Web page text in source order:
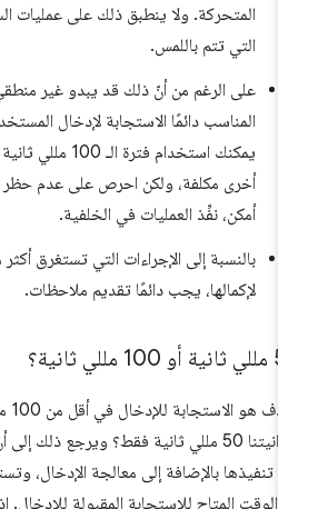
المتحركة. ولا ينطبق ذلك على عمليات
التي تتم باللمس.
على الرغم من أنّ ذلك قد يبدو غير منطقي،
المناسب دائمًا الاستجابة لإدخال المستخدم
يمكنك استخدام فترة الـ 100
أخرى مكلفة، ولكن احرص على عدم حظر
أمكن، نفِّذ العمليات في الخلفية.
لإكمالها، يجب دائمًا تقديم ملاحظات.
الهدف هو
ميزانيتنا 50 مللي ثانية فقط؟ ويرجع ذلك إلى
تنفيذها بالإضافة إلى معالجة الإدخال،
الوقت المتاح للاستجابة المقبولة للإدخال. إذا